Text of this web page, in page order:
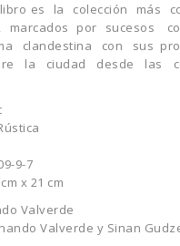
libro es la colección
marcados por
clandestina con sus
la ciudad desde las
9-7
x 21 cm
Valverde
Valverde y Sinan